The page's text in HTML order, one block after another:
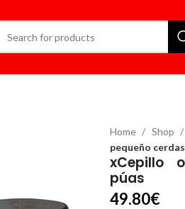
Home Shop
pequeño
xCepillo
púas
49.80€